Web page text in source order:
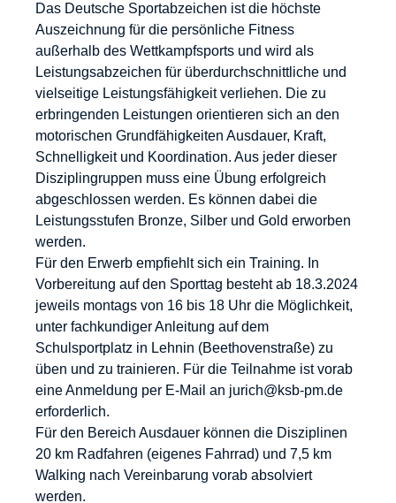
Das Deutsche Sportabzeichen ist die höchste
Auszeichnung für die persönliche Fitness
außerhalb des Wettkampfsports und wird als
Leistungsabzeichen für überdurchschnittliche und
vielseitige Leistungsfähigkeit verliehen. Die zu
erbringenden Leistungen orientieren sich an den
motorischen Grundfähigkeiten Ausdauer, Kraft,
Schnelligkeit und Koordination. Aus jeder dieser
Disziplingruppen muss eine Übung erfolgreich
abgeschlossen werden. Es können dabei die
Leistungsstufen Bronze, Silber und Gold erworben
werden.
Für den Erwerb empfiehlt sich ein Training. In
Vorbereitung auf den Sporttag besteht ab 18.3.2024
jeweils montags von 16 bis 18 Uhr die Möglichkeit,
unter fachkundiger Anleitung auf dem
Schulsportplatz in Lehnin (Beethovenstraße) zu
üben und zu trainieren. Für die Teilnahme ist vorab
eine Anmeldung per E-Mail an jurich@ksb-pm.de
erforderlich.
Für den Bereich Ausdauer können die Disziplinen
20 km Radfahren (eigenes Fahrrad) und 7,5 km
Walking nach Vereinbarung vorab absolviert
werden.